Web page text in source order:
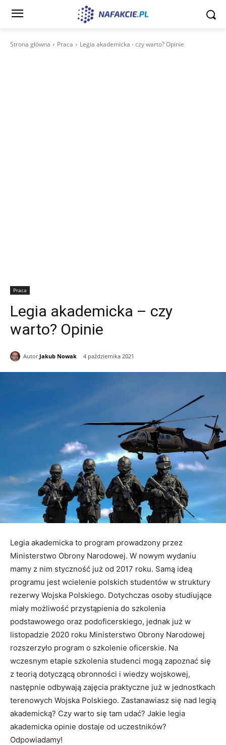
Strona główna Praca Legia akademicka - czy warto? Opinie
Praca
Legia akademicka – czy
warto? Opinie
Autor Jakub Nowak 4 października 2021
Legia akademicka to program prowadzony przez
Ministerstwo Obrony Narodowej. W nowym wydaniu
mamy z nim styczność już od 2017 roku. Samą ideą
programu jest wcielenie polskich studentów w struktury
rezerwy Wojska Polskiego. Dotychczas osoby studiujące
miały możliwość przystąpienia do szkolenia
podstawowego oraz podoficerskiego, jednak już w
listopadzie 2020 roku Ministerstwo Obrony Narodowej
rozszerzyło program o szkolenie oficerskie. Na
wczesnym etapie szkolenia studenci mogą zapoznać się
z teorią dotyczącą obronności i wiedzy wojskowej,
następnie odbywają zajęcia praktyczne już w jednostkach
terenowych Wojska Polskiego. Zastanawiasz się nad legią
akademicką? Czy warto się tam udać? Jakie legia
akademicka opinie dostaje od uczestników?
Odpowiadamy!